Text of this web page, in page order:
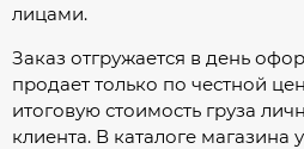
лицами.
Заказ отгружается в день
продает только по честной
итоговую стоимость груза
клиента. В каталоге магазина